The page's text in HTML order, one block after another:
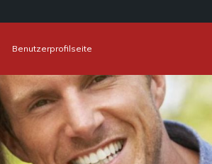
Benutzerprofilseite